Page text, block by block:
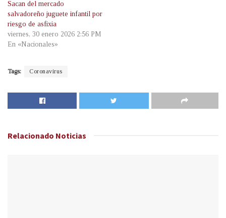
Sacan del mercado
salvadoreño juguete infantil por
riesgo de asfixia
viernes, 30 enero 2026 2:56 PM
En «Nacionales»
Tags: Coronavirus
Relacionado Noticias